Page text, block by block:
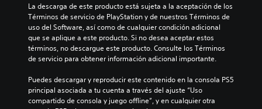
La descarga de este producto está sujeta a la aceptación de los
Términos de servicio de PlayStation y de nuestros Términos de
uso del Software, así como de cualquier condición adicional
que se aplique a este producto. Si no desea aceptar estos
términos, no descargue este producto. Consulte los Términos
de servicio para obtener información adicional importante.
Puedes descargar y reproducir este contenido en la consola PS5
principal asociada a tu cuenta a través del ajuste “Uso
compartido de consola y juego offline”, y en cualquier otra